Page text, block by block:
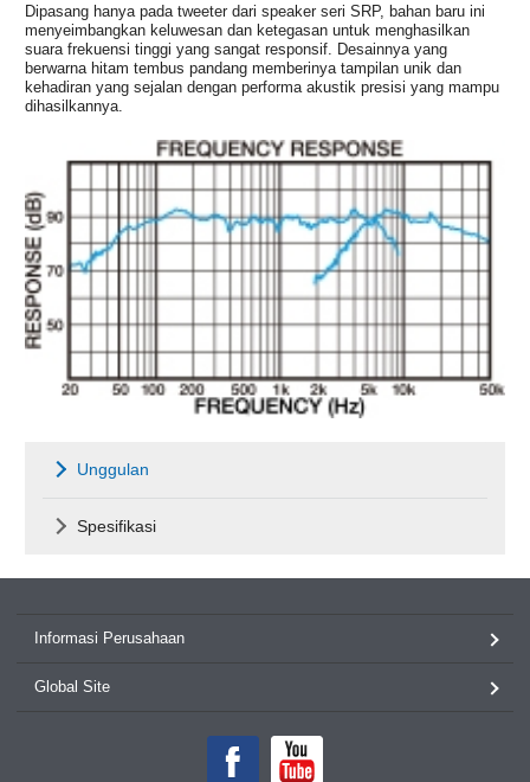
Dipasang hanya pada tweeter dari speaker seri SRP, bahan baru ini
menyeimbangkan keluwesan dan ketegasan untuk menghasilkan
suara frekuensi tinggi yang sangat responsif. Desainnya yang
berwarna hitam tembus pandang memberinya tampilan unik dan
kehadiran yang sejalan dengan performa akustik presisi yang mampu
dihasilkannya.
Unggulan
Spesifikasi
Informasi Perusahaan
Global Site